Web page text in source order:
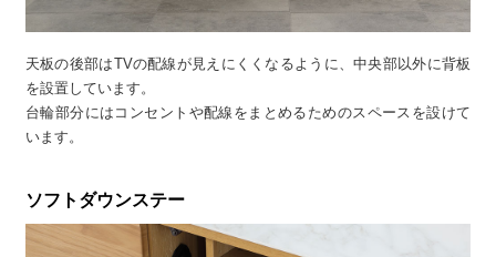
天板の後部はTVの配線が見えにくくなるように、中央部以外に背板
を設置しています。
台輪部分にはコンセントや配線をまとめるためのスペースを設けて
います。
ソフトダウンステー